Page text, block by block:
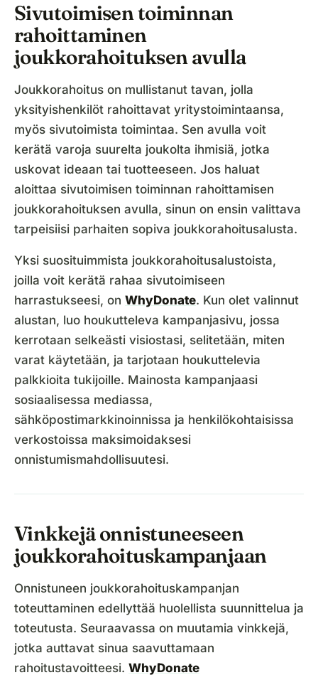
Sivutoimisen toiminnan
rahoittaminen
joukkorahoituksen avulla
Joukkorahoitus on mullistanut tavan, jolla
yksityishenkilöt rahoittavat yritystoimintaansa,
myös sivutoimista toimintaa. Sen avulla voit
kerätä varoja suurelta joukolta ihmisiä, jotka
uskovat ideaan tai tuotteeseen. Jos haluat
aloittaa sivutoimisen toiminnan rahoittamisen
joukkorahoituksen avulla, sinun on ensin valittava
tarpeisiisi parhaiten sopiva joukkorahoitusalusta.
Yksi suosituimmista joukkorahoitusalustoista,
joilla voit kerätä rahaa sivutoimiseen
harrastukseesi, on WhyDonate. Kun olet valinnut
alustan, luo houkutteleva kampanjasivu, jossa
kerrotaan selkeästi visiostasi, selitetään, miten
varat käytetään, ja tarjotaan houkuttelevia
palkkioita tukijoille. Mainosta kampanjaasi
sosiaalisessa mediassa,
sähköpostimarkkinoinnissa ja henkilökohtaisissa
verkostoissa maksimoidaksesi
onnistumismahdollisuutesi.
Vinkkejä onnistuneeseen
joukkorahoituskampanjaan
Onnistuneen joukkorahoituskampanjan
toteuttaminen edellyttää huolellista suunnittelua ja
toteutusta. Seuraavassa on muutamia vinkkejä,
jotka auttavat sinua saavuttamaan
rahoitustavoitteesi. WhyDonate